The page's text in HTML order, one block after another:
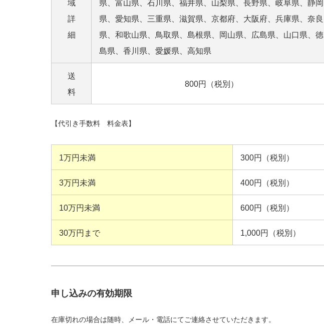
域
詳
細
県、富山県、石川県、福井県、山梨県、長野県、岐阜県、静岡
県、愛知県、三重県、滋賀県、京都府、大阪府、兵庫県、奈良
県、和歌山県、鳥取県、島根県、岡山県、広島県、山口県、徳
島県、香川県、愛媛県、高知県
送
料
800円（税別）
【代引き手数料 料金表】
1万円未満 300円（税別）
3万円未満 400円（税別）
10万円未満 600円（税別）
30万円まで 1,000円（税別）
申し込みの有効期限
在庫切れの場合は随時、メール・電話にてご連絡させていただきます。